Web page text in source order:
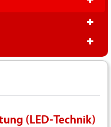
(LED-Technik)